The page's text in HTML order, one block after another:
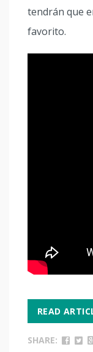
tendrán que
favorito.
READ
SHARE: